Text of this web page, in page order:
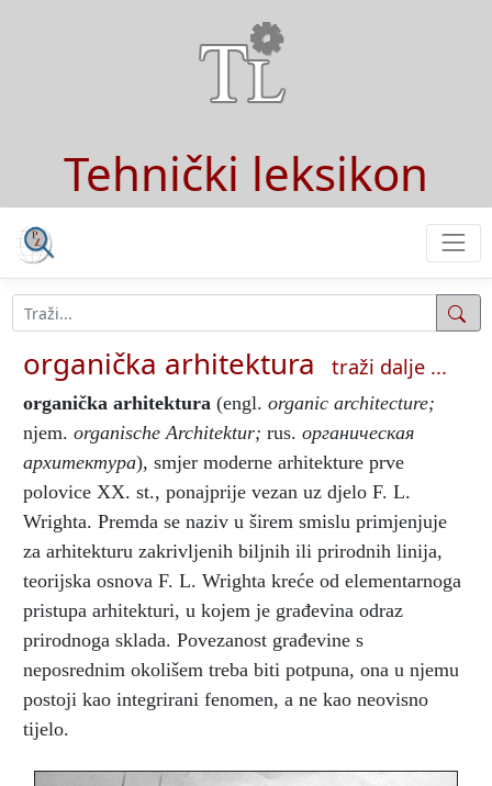
Tehnički leksikon
organička arhitektura traži dalje ...
organička arhitektura (engl. organic architecture;
njem. organische Architektur; rus. органическая
архитектура), smjer moderne arhitekture prve
polovice XX. st., ponajprije vezan uz djelo F. L.
Wrighta. Premda se naziv u širem smislu primjenjuje
za arhitekturu zakrivljenih biljnih ili prirodnih linija,
teorijska osnova F. L. Wrighta kreće od elementarnoga
pristupa arhitekturi, u kojem je građevina odraz
prirodnoga sklada. Povezanost građevine s
neposrednim okolišem treba biti potpuna, ona u njemu
postoji kao integrirani fenomen, a ne kao neovisno
tijelo.